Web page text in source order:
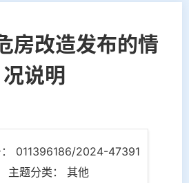
房改造发布的情
况说明
011396186/2024-47391
主题分类： 其他